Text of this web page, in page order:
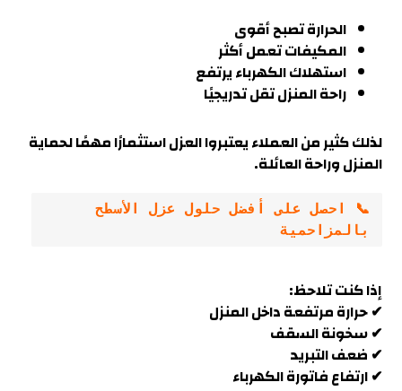
الحرارة تصبح أقوى
المكيفات تعمل أكثر
استهلاك الكهرباء يرتفع
راحة المنزل تقل تدريجيًا
لذلك كثير من العملاء يعتبروا العزل استثمارًا مهمًا لحماية
المنزل وراحة العائلة.
بالمزاحمية
إذا كنت تلاحظ:
✔ حرارة مرتفعة داخل المنزل
✔ سخونة السقف
✔ ضعف التبريد
✔ ارتفاع فاتورة الكهرباء